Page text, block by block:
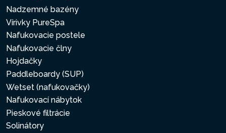
Nadzemné bazény
Vírivky PureSpa
Nafukovacie postele
Nafukovacie člny
Hojdačky
Paddleboardy (SUP)
Wetset (nafukovačky)
Nafukovací nábytok
Pieskové filtrácie
Solinátory